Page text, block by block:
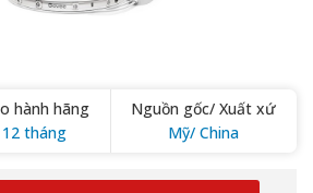
hành hãng
12 tháng
Nguồn gốc/ Xuất xứ
Mỹ/ China